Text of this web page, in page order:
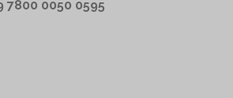
7800 0050 0595